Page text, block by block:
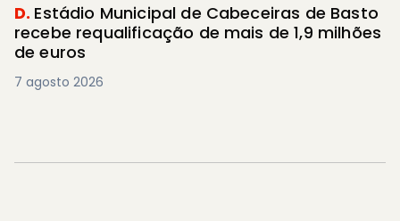
D. Estádio Municipal de Cabeceiras de Basto
recebe requalificação de mais de 1,9 milhões
de euros
7 agosto 2026